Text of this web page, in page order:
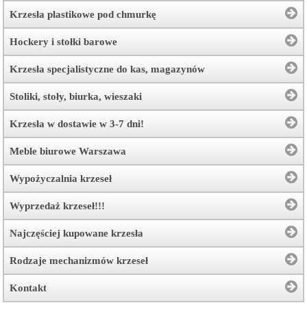
Krzesła plastikowe pod chmurkę
Hockery i stołki barowe
Krzesła specjalistyczne do kas, magazynów
Stoliki, stoły, biurka, wieszaki
Krzesła w dostawie w 3-7 dni!
Meble biurowe Warszawa
Wypożyczalnia krzeseł
Wyprzedaż krzeseł!!!
Najczęściej kupowane krzesła
Rodzaje mechanizmów krzeseł
Kontakt